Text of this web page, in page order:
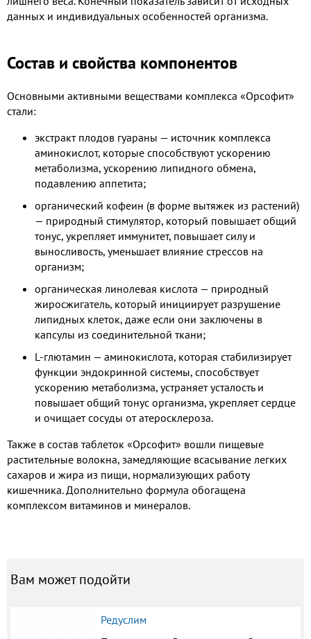
данных и индивидуальных особенностей организма.
Состав и свойства компонентов
Основными активными веществами комплекса «Орсофит»
стали:
экстракт плодов гуараны — источник комплекса
аминокислот, которые способствуют ускорению
метаболизма, ускорению липидного обмена,
подавлению аппетита;
органический кофеин (в форме вытяжек из растений)
— природный стимулятор, который повышает общий
тонус, укрепляет иммунитет, повышает силу и
выносливость, уменьшает влияние стрессов на
организм;
органическая линолевая кислота — природный
жиросжигатель, который инициирует разрушение
липидных клеток, даже если они заключены в
капсулы из соединительной ткани;
L-глютамин — аминокислота, которая стабилизирует
функции эндокринной системы, способствует
ускорению метаболизма, устраняет усталость и
повышает общий тонус организма, укрепляет сердце
и очищает сосуды от атеросклероза.
Также в состав таблеток «Орсофит» вошли пищевые
растительные волокна, замедляющие всасывание легких
сахаров и жира из пищи, нормализующих работу
кишечника. Дополнительно формула обогащена
комплексом витаминов и минералов.
Вам может подойти
Редуслим